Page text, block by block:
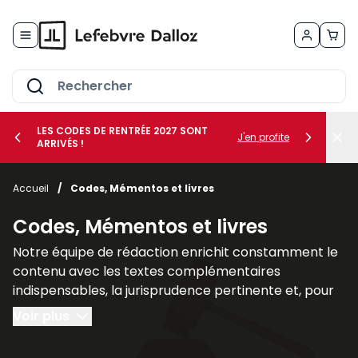
le sous-menu Vos métiers
le sous-menu Vos besoins
LES CODES DE RENTRÉE 2027 SONT
ARRIVÉS !
J'en profite
Accueil / Codes, Mémentos et livres
Codes, Mémentos et livres
Notre équipe de rédaction enrichit constamment le
contenu avec les textes complémentaires
indispensables, la jurisprudence pertinente et, pour
un nombre croissant de titres, des commentaires
explicatifs.